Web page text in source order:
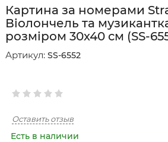
Картина за номерами
Віолончель та
розміром 30х40 см (SS-
Артикул: SS-6552
Оставить отзыв
Есть в наличии